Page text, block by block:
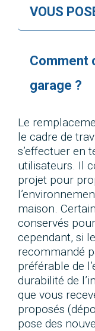
VOUS
Comment
garage ?
Le
le cadre de
s’effectuer en
utilisateurs. Il
projet pour
maison.
conservés
cependant, si
recommandé
préférable de
durabilité de
que vous
proposés
pose des